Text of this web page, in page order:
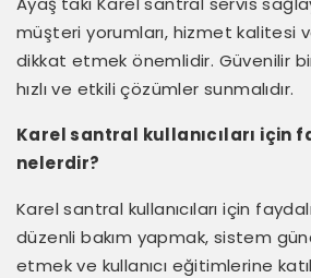
müşteri yorumları, hizmet kalitesi
dikkat etmek önemlidir. Güvenilir
hızlı ve etkili çözümler sunmalıdır.
Karel santral kullanıcıları için
nelerdir?
Karel santral kullanıcıları için
düzenli bakım yapmak, sistem
etmek ve kullanıcı eğitimlerine